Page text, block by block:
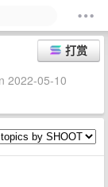
打赏
2022-05-10